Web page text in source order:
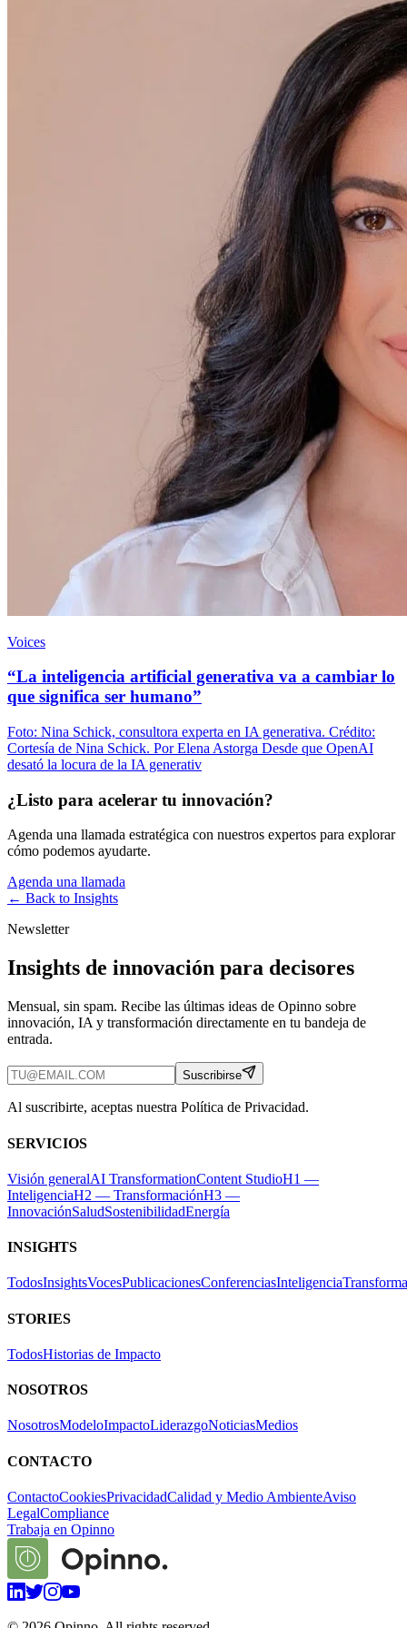
Voices
“La inteligencia artificial generativa va a cambiar lo
que significa ser humano”
Foto: Nina Schick, consultora experta en IA generativa. Crédito:
Cortesía de Nina Schick. Por Elena Astorga Desde que OpenAI
desató la locura de la IA generativ
¿Listo para acelerar tu innovación?
Agenda una llamada estratégica con nuestros expertos para explorar
cómo podemos ayudarte.
Agenda una llamada
← Back to Insights
Newsletter
Insights de innovación para decisores
Mensual, sin spam. Recibe las últimas ideas de Opinno sobre
innovación, IA y transformación directamente en tu bandeja de
entrada.
Suscribirse
Al suscribirte, aceptas nuestra Política de Privacidad.
SERVICIOS
Visión generalAI TransformationContent StudioH1 —
InteligenciaH2 — TransformaciónH3 —
InnovaciónSaludSostenibilidadEnergía
INSIGHTS
TodosInsightsVocesPublicacionesConferenciasInteligencia
STORIES
TodosHistorias de Impacto
NOSOTROS
NosotrosModeloImpactoLiderazgoNoticiasMedios
CONTACTO
ContactoCookiesPrivacidadCalidad y Medio AmbienteAviso
LegalCompliance
Trabaja en Opinno